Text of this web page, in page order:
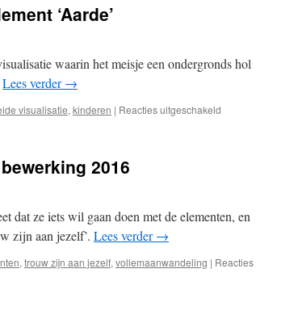
‘Aarde’
waarin het meisje een ondergronds hol
Lees verder→
visualisatie, kinderen | Reacties uitgeschakeld
2016
dat ze iets wil gaan doen met de elementen, en
zijn aan jezelf’. Lees verder→
, trouw zijn aan jezelf, vollemaanwandeling | Reacties